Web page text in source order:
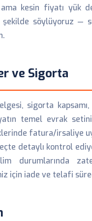
kesin fiyatı yük
söylüyoruz —
ve Sigorta
sigorta
temel evrak
fatura/irsaliye
detaylı kontrol
durumlarında
için iade ve telafi